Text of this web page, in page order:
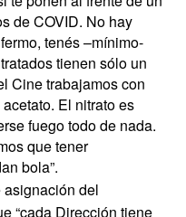
de COVID. No hay
tenés –mínimo-
tienen sólo un
Cine trabajamos con
El nitrato es
fuego todo de nada.
que tener
bola”.
del
“cada Dirección tiene